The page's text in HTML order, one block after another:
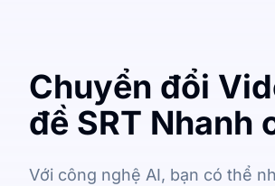
Chuyển đổi
đề SRT Nhanh
Với công nghệ AI, bạn có thể